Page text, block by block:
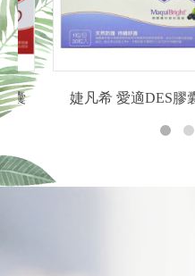
婕凡希 愛適DES膠囊